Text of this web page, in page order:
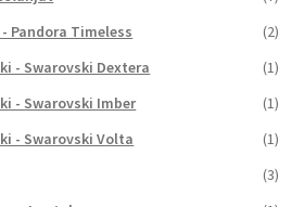
Pandora Timeless
(2)
- Swarovski Dextera
(1)
- Swarovski Imber
(1)
- Swarovski Volta
(1)
(3)